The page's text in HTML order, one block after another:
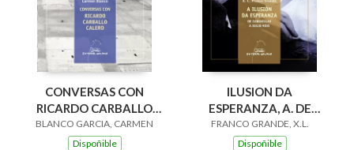
CONVERSAS CON
RICARDO CARBALLO
CALERO (LETRAS
GALEGAS 2020)
BLANCO GARCIA, CARMEN
Dispoñible
ILUSION DA
ESPERANZA, A. DE
CABANILLAS A XULIO
RIOS
FRANCO GRANDE, X.L.
Dispoñible